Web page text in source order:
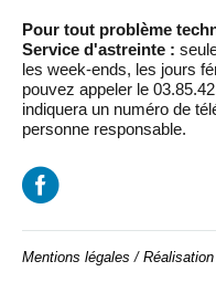
Pour tout problème
Service d'astreinte :
les week-ends, les jours
pouvez appeler le
indiquera un numéro de
personne responsable.
Mentions légales /